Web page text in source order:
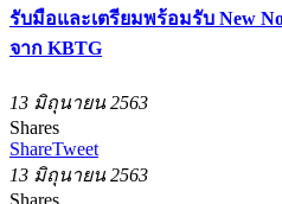
รับมือและเตรียมพร้อมรับ New
จาก KBTG
13 มิถุนายน 2563
Shares
ShareTweet
13 มิถุนายน 2563